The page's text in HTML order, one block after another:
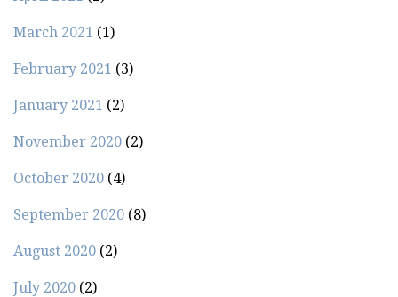
March 2021 (1)
February 2021 (3)
January 2021 (2)
November 2020 (2)
October 2020 (4)
September 2020 (8)
August 2020 (2)
July 2020 (2)